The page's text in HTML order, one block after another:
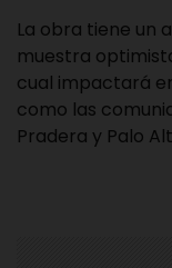
La obra tiene un
muestra
cual impactará
como las
Pradera y Palo